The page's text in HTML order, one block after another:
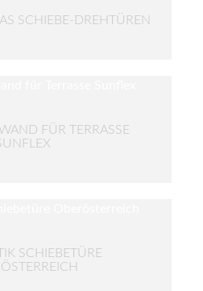
SCHIEBE-DREHTÜREN
FÜR TERRASSE
SCHIEBETÜRE